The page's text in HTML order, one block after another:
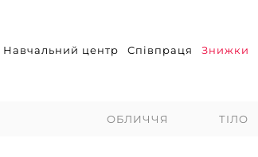
Навчальний центр Співпраця Знижки
ОБЛИЧЧЯ ТІЛО